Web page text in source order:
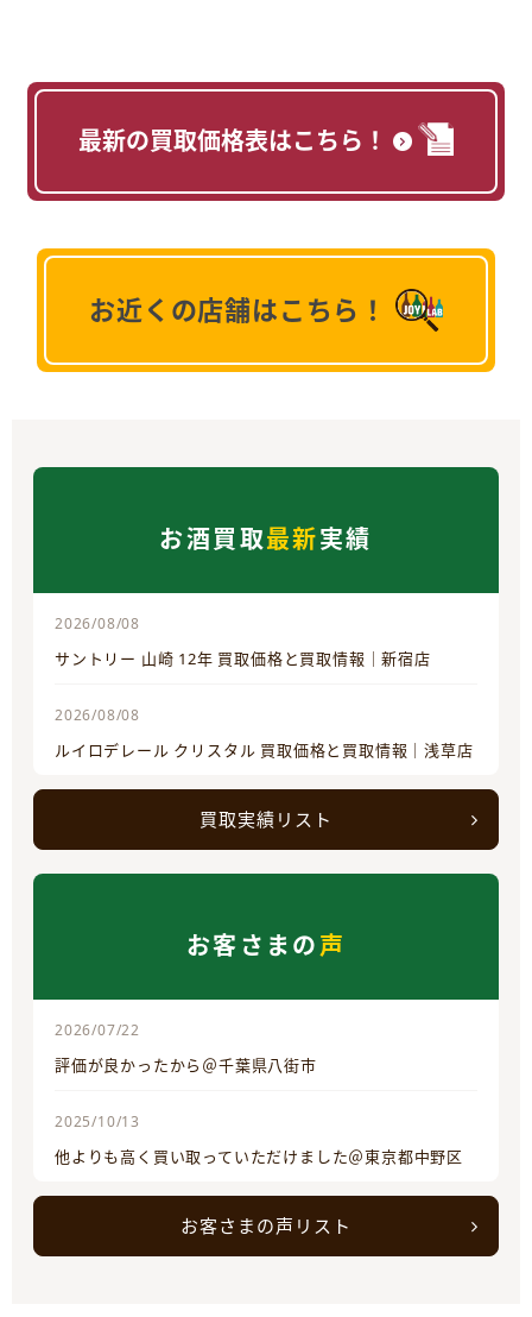
最新の買取価格表はこちら！
お近くの店舗はこちら！
お酒買取最新実績
2026/08/08
サントリー 山崎 12年 買取価格と買取情報｜新宿店
2026/08/08
ルイロデレール クリスタル 買取価格と買取情報｜浅草店
買取実績リスト
お客さまの声
2026/07/22
評価が良かったから＠千葉県八街市
2025/10/13
他よりも高く買い取っていただけました＠東京都中野区
お客さまの声リスト